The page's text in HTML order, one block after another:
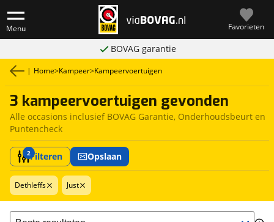
Menu Favorieten
BOVAG garantie
| Home>Kampeer>Kampeervoertuigen
3 kampeervoertuigen gevonden
Alle occasions inclusief BOVAG Garantie, Onderhoudsbeurt en
Puntencheck
2Filteren Opslaan
Dethleffs Just